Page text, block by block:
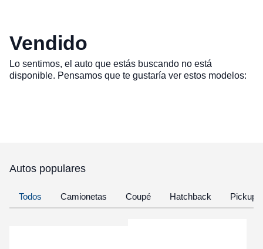
Vendido
Lo sentimos, el auto que estás buscando no está
disponible. Pensamos que te gustaría ver estos modelos:
Autos populares
Todos Camionetas Coupé Hatchback Pickup